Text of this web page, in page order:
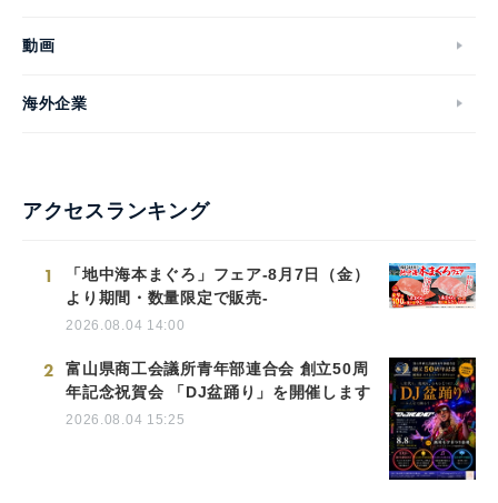
動画
海外企業
アクセスランキング
1
「地中海本まぐろ」フェア-8月7日（金）
より期間・数量限定で販売-
2026.08.04 14:00
2
富山県商工会議所青年部連合会 創立50周
年記念祝賀会 「DJ盆踊り」を開催します
2026.08.04 15:25